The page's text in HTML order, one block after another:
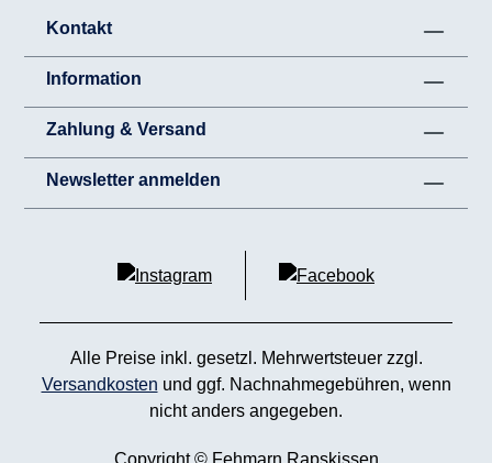
Kontakt
Information
Zahlung & Versand
Newsletter anmelden
Alle Preise inkl. gesetzl. Mehrwertsteuer zzgl.
Versandkosten und ggf. Nachnahmegebühren, wenn
nicht anders angegeben.
Copyright © Fehmarn Rapskissen